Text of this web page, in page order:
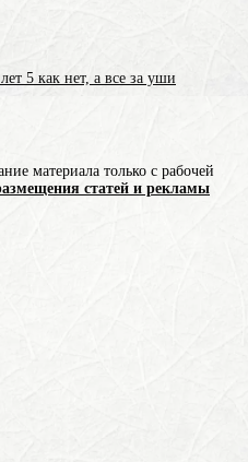
5 как нет, а все за уши
материала только с рабочей
статей и рекламы